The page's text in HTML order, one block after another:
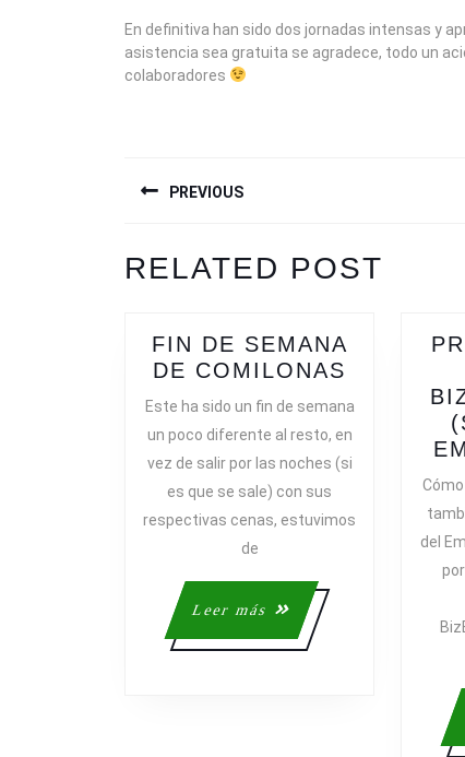
En definitiva han sido dos jornadas intensas y
asistencia sea gratuita se agradece, todo un
colaboradores
DE
ENTRADAS
PREVIOUS
post:
RELATED POST
FIN DE SEMANA
DE COMILONAS
DE
Este ha sido un fin de semana
un poco diferente al resto, en
vez de salir por las noches (si
es que se sale) con sus
respectivas cenas, estuvimos
de
Leer más
Leer
más
del